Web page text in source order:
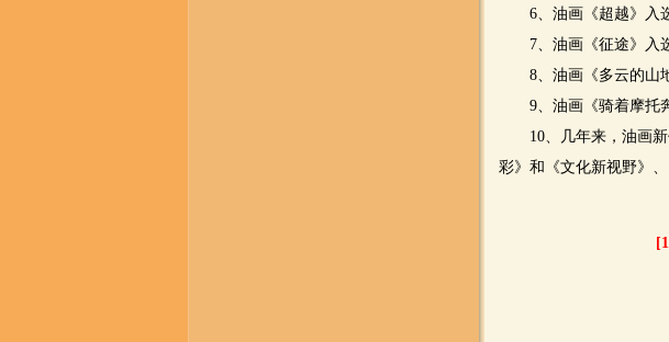
6、油画《超越》入
7、油画《征途》入
8、油画《多云的山地
9、油画《骑着摩托奔
10、几年来，油画新
彩》和《文化新视野》